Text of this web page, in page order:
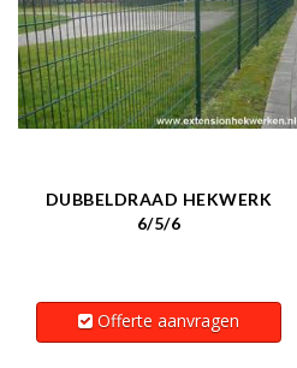
DUBBELDRAAD HEKWERK
6/5/6
Offerte aanvragen